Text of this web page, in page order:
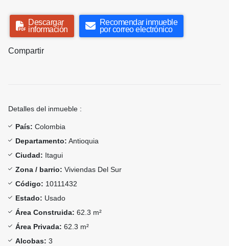
Descargar
información
Recomendar inmueble
por correo electrónico
Compartir
Detalles del inmueble :
País: Colombia
Departamento: Antioquia
Ciudad: Itagui
Zona / barrio: Viviendas Del Sur
Código: 10111432
Estado: Usado
Área Construida: 62.3 m²
Área Privada: 62.3 m²
Alcobas: 3